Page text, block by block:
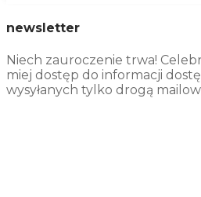
newsletter
Niech zauroczenie trwa!
miej dostęp do informacji
wysyłanych tylko drogą